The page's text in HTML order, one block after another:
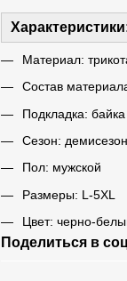
Материал:
Состав
Подкладка: байка
Сезон: демисезон
Пол: мужской
Размеры: L-5XL
Цвет: черно-
Поделиться в